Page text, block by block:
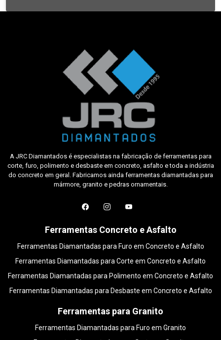
A JRC Diamantados é especialistas na fabricação de ferramentas para
corte, furo, polimento e desbaste em concreto, asfalto e toda a indústria
do concreto em geral. Fabricamos ainda ferramentas diamantadas para
mármore, granito e pedras ornamentais.
Ferramentas Concreto e Asfalto
Ferramentas Diamantadas para Furo em Concreto e Asfalto
Ferramentas Diamantadas para Corte em Concreto e Asfalto
Ferramentas Diamantadas para Polimento em Concreto e Asfalto
Ferramentas Diamantadas para Desbaste em Concreto e Asfalto
Ferramentas para Granito
Ferramentas Diamantadas para Furo em Granito